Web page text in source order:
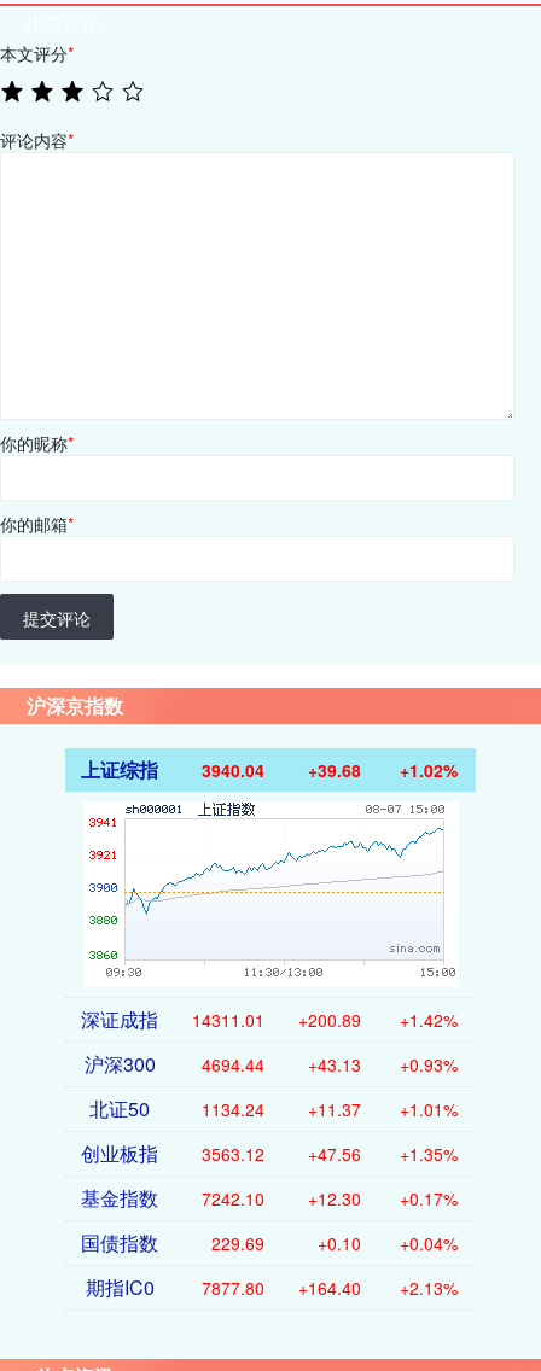
本文评分*
评论内容*
你的昵称*
你的邮箱*
提交评论
沪深京指数
上证综指 3940.04 +39.68 +1.02%
深证成指 14311.01 +200.89 +1.42%
沪深300 4694.44 +43.13 +0.93%
北证50 1134.24 +11.37 +1.01%
创业板指 3563.12 +47.56 +1.35%
基金指数 7242.10 +12.30 +0.17%
国债指数 229.69 +0.10 +0.04%
期指IC0 7877.80 +164.40 +2.13%